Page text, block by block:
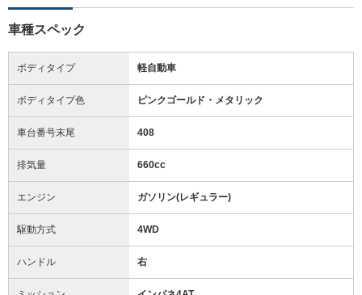
車種スペック
ボディタイプ 軽自動車
ボディタイプ色 ピンクゴールド・メタリック
車台番号末尾 408
排気量 660cc
エンジン ガソリン(レギュラー)
駆動方式 4WD
ハンドル 右